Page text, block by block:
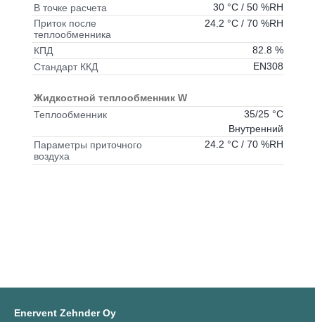
В точке расчета
30 °C / 50 %RH
Приток после
теплообменника
24.2 °C / 70 %RH
КПД
82.8 %
Стандарт ККД
EN308
Жидкостной теплообменник W
Теплообменник
35/25 °C
Внутренний
Параметры приточного
воздуха
24.2 °C / 70 %RH
Enervent Zehnder Oy